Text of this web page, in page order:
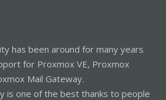
has been around for many years
for Proxmox VE, Proxmox
Mail Gateway.
is one of the best thanks to people